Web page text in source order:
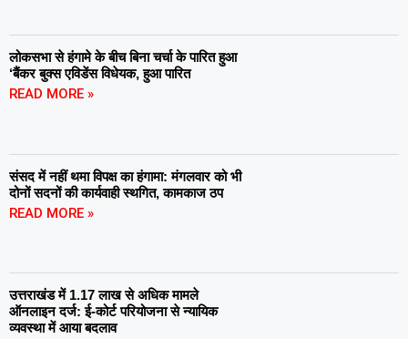
लोकसभा से हंगामे के बीच बिना चर्चा के पारित हुआ
‘बैंकर बुक्स एविडेंस विधेयक, हुआ पारित
READ MORE »
संसद में नहीं थमा विपक्ष का हंगामा: मंगलवार को भी
दोनों सदनों की कार्यवाही स्थगित, कामकाज ठप
READ MORE »
उत्तराखंड में 1.17 लाख से अधिक मामले
ऑनलाइन दर्ज: ई-कोर्ट परियोजना से न्यायिक
व्यवस्था में आया बदलाव